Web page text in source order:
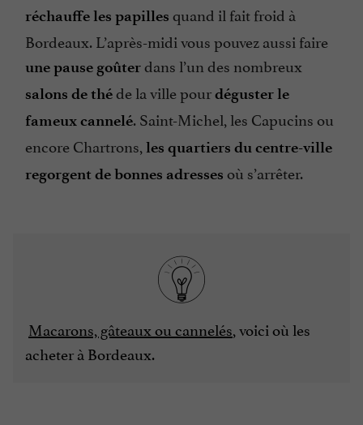
réchauffe les papilles quand il fait froid à
Bordeaux. L’après-midi vous pouvez aussi faire
une pause goûterdans l’un des nombreux
salons de théde la ville pourdéguster le
fameux cannelé. Saint-Michel, les Capucins ou
encore Chartrons, les quartiers du centre-ville
regorgent de bonnes adresses où s’arrêter.
Macarons, gâteaux ou cannelés, voici où les
acheter à Bordeaux.